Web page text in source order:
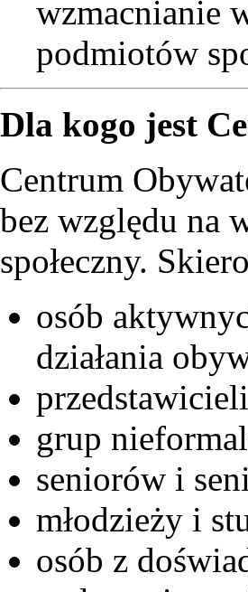
wzmacnianie
podmiotów
Dla kogo jest
Centrum
bez względu na
społeczny.
osób
działania
grup
seniorów i
młodzieży i
osób z